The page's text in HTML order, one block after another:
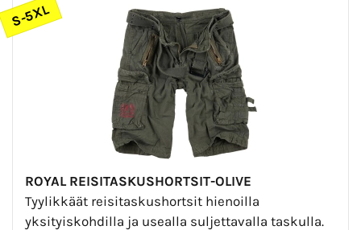
S-5XL
ROYAL REISITASKUSHORTSIT-OLIVE
Tyylikkäät reisitaskushortsit hienoilla
yksityiskohdilla ja usealla suljettavalla taskulla.